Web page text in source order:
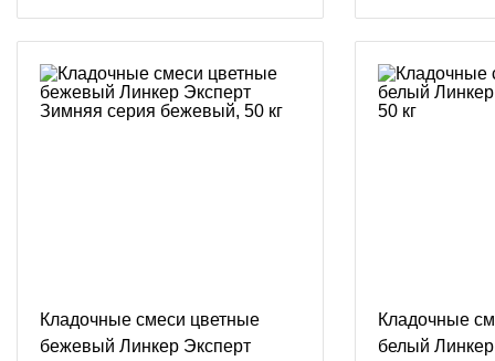
Кладочные смеси цветные
бежевый Линкер Эксперт
Кладочные
белый